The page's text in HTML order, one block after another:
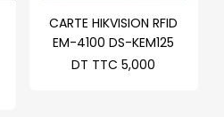
CARTE HIKVISION RFID
EM-4100 DS-KEM125
DT TTC 5,000